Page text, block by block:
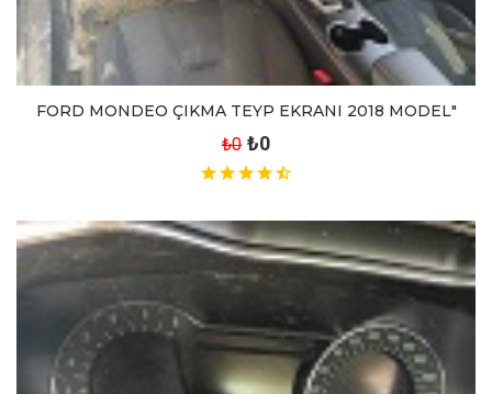
FORD MONDEO ÇIKMA TEYP EKRANI 2018 MODEL"
₺0 ₺0